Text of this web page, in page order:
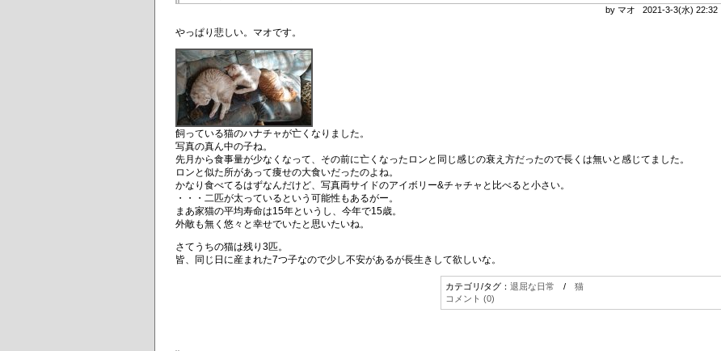
by マオ 2021-3-3(水) 22:32
やっぱり悲しい。マオです。
飼っている猫のハナチャが亡くなりました。
写真の真ん中の子ね。
先月から食事量が少なくなって、その前に亡くなったロンと同じ感じの衰え方だったので長くは無いと感じてました。
ロンと似た所があって痩せの大食いだったのよね。
かなり食べてるはずなんだけど、写真両サイドのアイボリー&チャチャと比べると小さい。
・・・二匹が太っているという可能性もあるがー。
まあ家猫の平均寿命は15年というし、今年で15歳。
外敵も無く悠々と幸せでいたと思いたいね。
さてうちの猫は残り3匹。
皆、同じ日に産まれた7つ子なので少し不安があるが長生きして欲しいな。
カテゴリ/タグ： 退屈な日常 / 猫
コメント (0)